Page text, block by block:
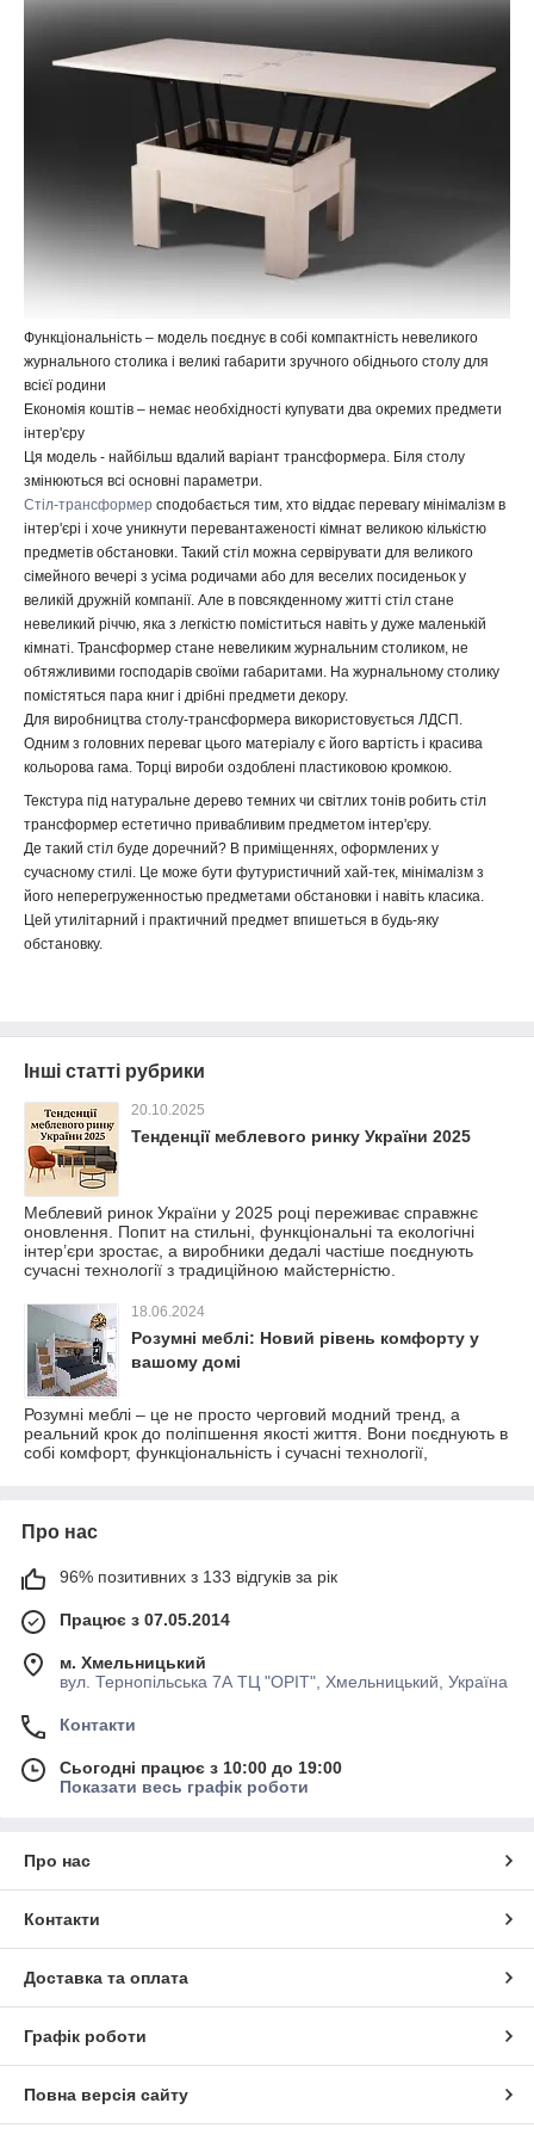
Функціональність – модель поєднує в собі компактність невеликого
журнального столика і великі габарити зручного обіднього столу для
всієї родини
Економія коштів – немає необхідності купувати два окремих предмети
інтер'єру
Ця модель - найбільш вдалий варіант трансформера. Біля столу
змінюються всі основні параметри.
Стіл-трансформер сподобається тим, хто віддає перевагу мінімалізм в
інтер'єрі і хоче уникнути перевантаженості кімнат великою кількістю
предметів обстановки. Такий стіл можна сервірувати для великого
сімейного вечері з усіма родичами або для веселих посиденьок у
великій дружній компанії. Але в повсякденному житті стіл стане
невеликий річчю, яка з легкістю поміститься навіть у дуже маленькій
кімнаті. Трансформер стане невеликим журнальним столиком, не
обтяжливими господарів своїми габаритами. На журнальному столику
помістяться пара книг і дрібні предмети декору.
Для виробництва столу-трансформера використовується ЛДСП.
Одним з головних переваг цього матеріалу є його вартість і красива
кольорова гама. Торці вироби оздоблені пластиковою кромкою.
Текстура під натуральне дерево темних чи світлих тонів робить стіл
трансформер естетично привабливим предметом інтер'єру.
Де такий стіл буде доречний? В приміщеннях, оформлених у
сучасному стилі. Це може бути футуристичний хай-тек, мінімалізм з
його неперегруженностью предметами обстановки і навіть класика.
Цей утилітарний і практичний предмет впишеться в будь-яку
обстановку.
Інші статті рубрики
20.10.2025
Тенденції меблевого ринку України 2025
Меблевий ринок України у 2025 році переживає справжнє
оновлення. Попит на стильні, функціональні та екологічні
інтер’єри зростає, а виробники дедалі частіше поєднують
сучасні технології з традиційною майстерністю.
18.06.2024
Розумні меблі: Новий рівень комфорту у
вашому домі
Розумні меблі – це не просто черговий модний тренд, а
реальний крок до поліпшення якості життя. Вони поєднують в
собі комфорт, функціональність і сучасні технології,
Про нас
96% позитивних з 133 відгуків за рік
Працює з 07.05.2014
м. Хмельницький
вул. Тернопільська 7А ТЦ "ОРІТ", Хмельницький, Україна
Контакти
Сьогодні працює з 10:00 до 19:00
Показати весь графік роботи
Про нас
Контакти
Доставка та оплата
Графік роботи
Повна версія сайту